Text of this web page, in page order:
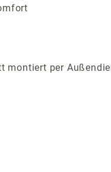
montiert per